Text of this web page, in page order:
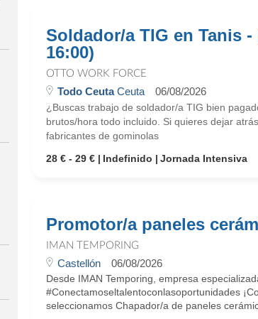
Soldador/a TIG en Tanis
16:00)
OTTO WORK FORCE
Todo CeutaCeuta 06/08/2026
¿Buscas trabajo de soldador/a TIG bien
brutos/hora todo incluido. Si quieres dejar
fabricantes de gominolas
28 € - 29 €
Indefinido Jornada Intensiva
Promotor/a paneles
IMAN TEMPORING
Castellón 06/08/2026
Desde IMAN Temporing, empresa
#Conectamoseltalentoconlasoportunidades
seleccionamos Chapador/a de paneles